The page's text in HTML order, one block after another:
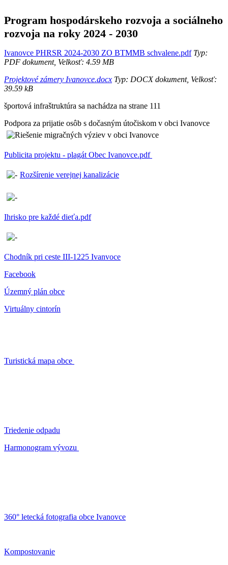
Program hospodárskeho rozvoja a sociálneho
rozvoja na roky 2024 - 2030
Ivanovce PHRSR 2024-2030 ZO BTMMB schvalene.pdfTyp:
PDF dokument, Velkosť: 4.59 MB
Projektové zámery Ivanovce.docx Typ: DOCX dokument, Velkosť:
39.59 kB
športová infraštruktúra sa nachádza na strane 111
Podpora za prijatie osôb s dočasným útočiskom v obci Ivanovce
Publicita projektu - plagát Obec Ivanovce.pdf
Rozšírenie verejnej kanalizácie
Ihrisko pre každé dieťa.pdf
Chodník pri ceste III-1225 Ivanvoce
Facebook
Územný plán obce
Virtuálny cintorín
Turistická mapa obce
Triedenie odpadu
Harmonogram vývozu
360° letecká fotografia obce Ivanovce
Kompostovanie